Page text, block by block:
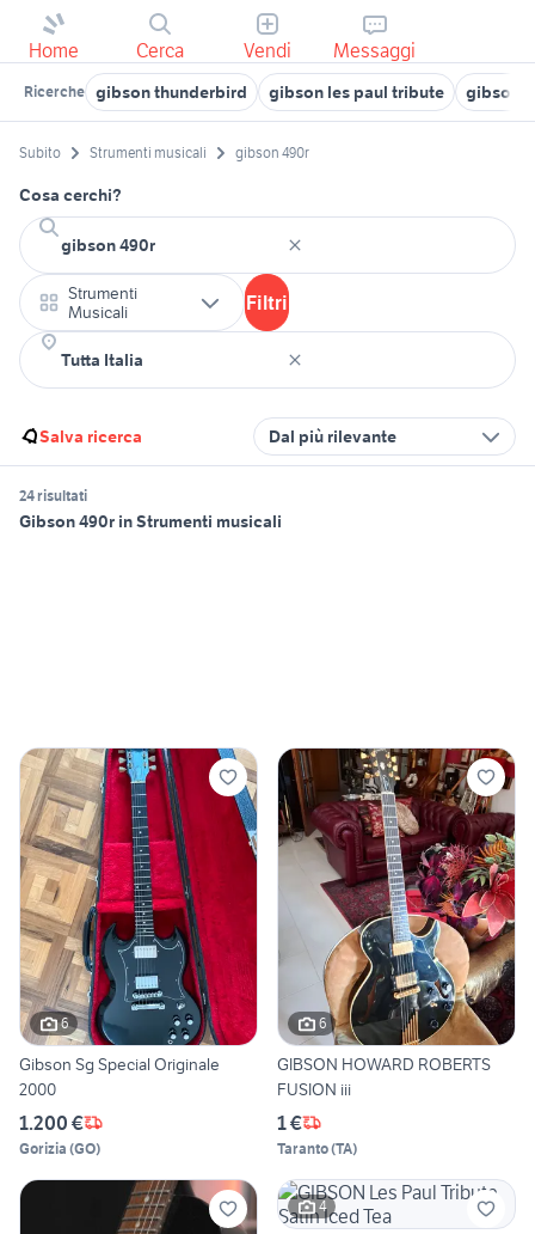
Home Cerca Vendi Messaggi
Ricerche gibson thunderbird gibson les paul tribute gibson
Subito Strumenti musicali gibson 490r
Cosa cerchi?
Strumenti
Musicali
Filtri
Salva ricerca Dal più rilevante
24 risultati
Gibson 490r in Strumenti musicali
6
Gibson Sg Special Originale
2000
1.200 €
Gorizia (GO)
6
GIBSON HOWARD ROBERTS
FUSION iii
1 €
Taranto(TA)
4